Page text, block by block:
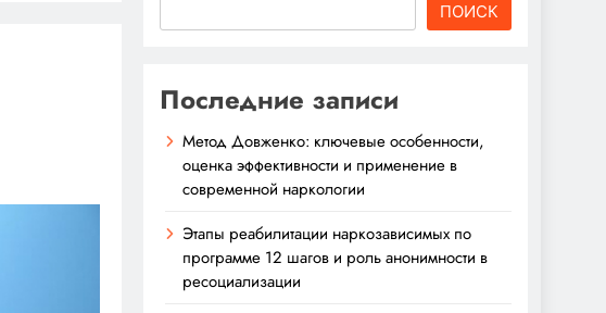
ПОИСК
Последние записи
Метод Довженко: ключевые особенности,
оценка эффективности и применение в
современной наркологии
Этапы реабилитации наркозависимых по
программе 12 шагов и роль анонимности в
ресоциализации